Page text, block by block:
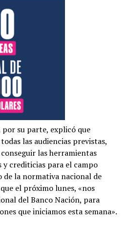
su parte, explicó que
las audiencias previstas,
las herramientas
crediticias para el campo
de la normativa nacional de
el próximo lunes, «nos
del Banco Nación, para
que iniciamos esta semana».